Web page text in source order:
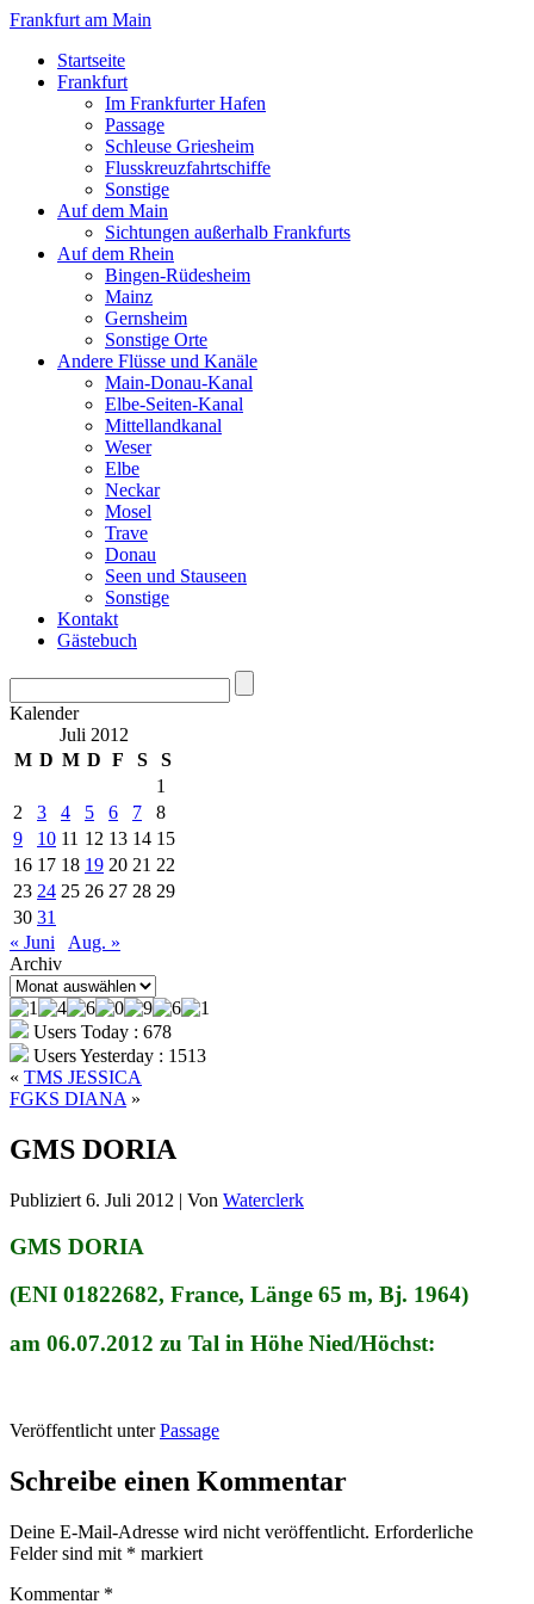
Frankfurt am Main
Startseite
Frankfurt
Im Frankfurter Hafen
Passage
Schleuse Griesheim
Flusskreuzfahrtschiffe
Sonstige
Auf dem Main
Sichtungen außerhalb Frankfurts
Auf dem Rhein
Bingen-Rüdesheim
Mainz
Gernsheim
Sonstige Orte
Andere Flüsse und Kanäle
Main-Donau-Kanal
Elbe-Seiten-Kanal
Mittellandkanal
Weser
Elbe
Neckar
Mosel
Trave
Donau
Seen und Stauseen
Sonstige
Kontakt
Gästebuch
Kalender
Juli 2012
M D M D F S
S
1
2
3 4 5 6 7
8
9
10 11 12 13 14 15
16 17 18 19 20 21 22
23 24 25 26 27 28 29
30 31
« Juni
Aug. »
Archiv
Archiv
Users Today : 678
Users Yesterday : 1513
« TMS JESSICA
FGKS DIANA »
GMS DORIA
Publiziert 6. Juli 2012 | Von Waterclerk
GMS DORIA
(ENI 01822682, France, Länge 65 m, Bj. 1964)
am 06.07.2012 zu Tal in Höhe Nied/Höchst:
Veröffentlicht unter Passage
Schreibe einen Kommentar
Deine E-Mail-Adresse wird nicht veröffentlicht. Erforderliche
Felder sind mit * markiert
Kommentar *